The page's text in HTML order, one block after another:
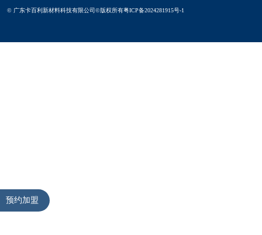
预约加盟
© 广东卡百利新材料科技有限公司©版权所有粤ICP备2024281915号-1